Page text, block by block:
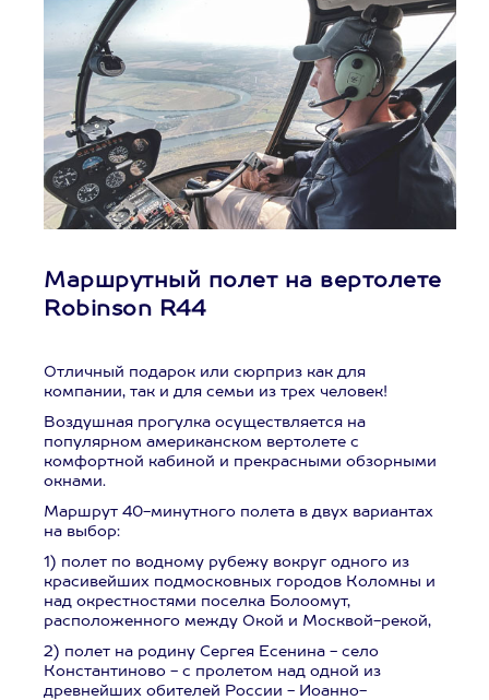
Маршрутный полет на вертолете
Robinson R44
Отличный подарок или сюрприз как для
компании, так и для семьи из трех человек!
Воздушная прогулка осуществляется на
популярном американском вертолете с
комфортной кабиной и прекрасными обзорными
окнами.
Маршрут 40-минутного полета в двух вариантах
на выбор:
1) полет по водному рубежу вокруг одного из
красивейших подмосковных городов Коломны и
над окрестностями поселка Болоомут,
расположенного между Окой и Москвой-рекой,
2) полет на родину Сергея Есенина - село
Константиново - с пролетом над одной из
древнейших обителей России - Иоанно-